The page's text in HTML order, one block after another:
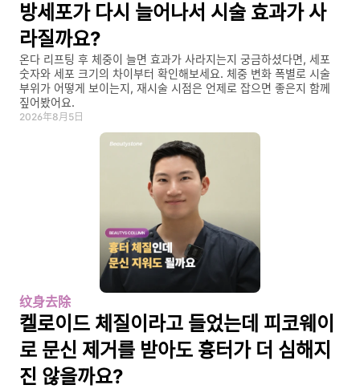
방세포가 다시 늘어나서 시술 효과가 사
라질까요?
온다 리프팅 후 체중이 늘면 효과가 사라지는지 궁금하셨다면, 세포
숫자와 세포 크기의 차이부터 확인해보세요. 체중 변화 폭별로 시술
부위가 어떻게 보이는지, 재시술 시점은 언제로 잡으면 좋은지 함께
짚어봤어요.
2026年8月5日
纹身去除
켈로이드 체질이라고 들었는데 피코웨이
로 문신 제거를 받아도 흉터가 더 심해지
진 않을까요?